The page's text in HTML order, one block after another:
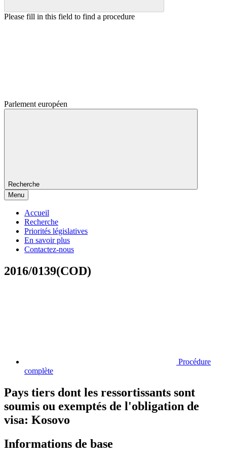
Please fill in this field to find a procedure
Parlement européen
Recherche
Menu
Accueil
Recherche
Priorités législatives
En savoir plus
Contactez-nous
2016/0139(COD)
Procédure
complète
Pays tiers dont les ressortissants sont
soumis ou exemptés de l'obligation de
visa: Kosovo
Informations de base